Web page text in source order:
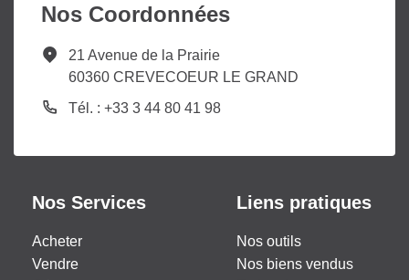
Nos Coordonnées
21 Avenue de la Prairie
60360 CREVECOEUR LE GRAND
Tél. : +33 3 44 80 41 98
Nos Services
Acheter
Vendre
Liens pratiques
Nos outils
Nos biens vendus